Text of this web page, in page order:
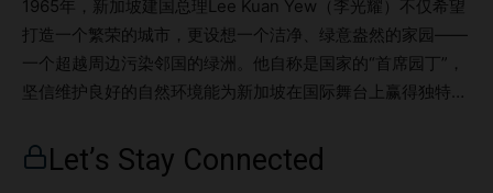
1965年，新加坡建国总理Lee Kuan Yew（李光耀）不仅希望
打造一个繁荣的城市，更设想一个洁净、绿意盎然的家园——
一个超越周边污染邻国的绿洲。他自称是国家的“首席园丁”，
坚信维护良好的自然环境能为新加坡在国际舞台上赢得独特优
标——“在花园中的亲生城市”（Biophilic City in a
Garden），并最终成为如今的“自然之城”（City in
Let’s Stay Connected